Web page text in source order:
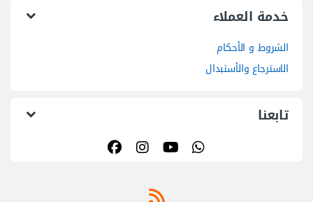
خدمة العملاء
الشروط و الأحكام
الاسترجاع والأستبدال
تابعنا